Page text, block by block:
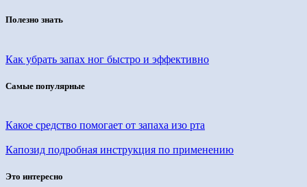
Полезно знать
Как убрать запах ног быстро и эффективно
Самые популярные
Какое средство помогает от запаха изо рта
Капозид подробная инструкция по применению
Это интересно